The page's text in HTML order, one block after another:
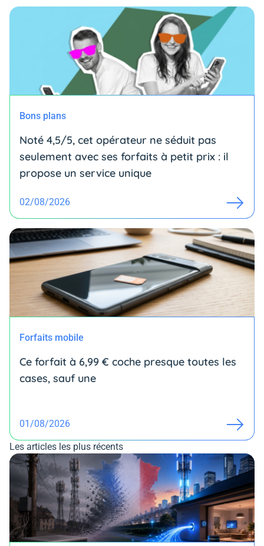
Bons plans
Noté 4,5/5, cet opérateur ne séduit pas
seulement avec ses forfaits à petit prix : il
propose un service unique
02/08/2026
Forfaits mobile
Ce forfait à 6,99 € coche presque toutes les
cases, sauf une
01/08/2026
Les articles les plus récents